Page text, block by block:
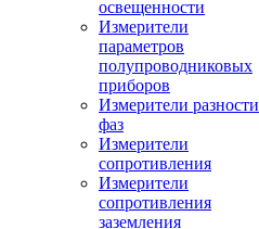
освещенности
Измерители
параметров
полупроводниковых
приборов
Измерители разности
фаз
Измерители
сопротивления
Измерители
сопротивления
заземления